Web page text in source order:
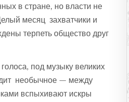
в стране, но власти не
месяц захватчики и
терпеть общество друг
под музыку великих
необычное — между
вспыхивают искры